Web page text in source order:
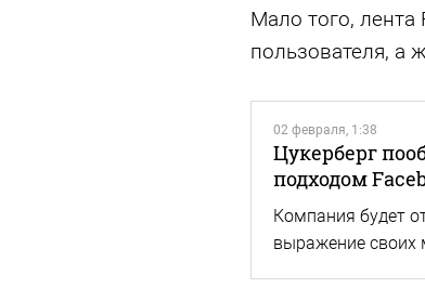
Мало того,
пользователя, а
02 февраля, 1:38
Цукерберг
подходом
Компания будет
выражение своих